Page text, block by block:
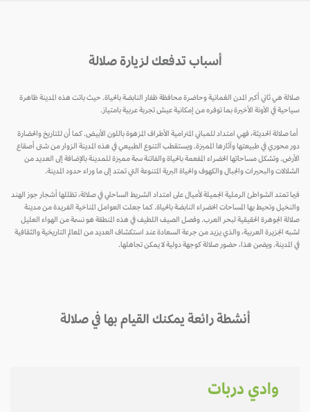
أسباب تدفعك لزيارة صلالة
صلالة هي ثاني أكبر المدن العُمانية وحاضرة محافظة ظفار النابضة بالحياة. حيث باتت هذه المدينة ظاهرة
سياحية في الآونة الأخيرة بما توفره من إمكانية عيش تجربة عربية بامتياز.
أما صلالة الحديثة، فهي امتداد للمباني المترامية الأطراف المزهوة باللون الأبيض. كما أن للتاريخ والحضارة
دور محوري في طبيعتها وآثارها المميزة. ويستقطب التنوع الطبيعي في هذه المدينة الزوار من شتى أصقاع
الأرض. وتشكل مساحاتها الخضراء المفعمة بالحياة والفاتنة سمة مميزة للمدينة بالإضافة إلى العديد من
الشلالات والبحيرات والجبال والكهوف والحياة البرية المتنوعة التي تمتد إلى ما وراء حدود المدينة.
فيما تمتد الشواطئ الرملية الجميلة لأميال على امتداد الشريط الساحلي في صلالة، تظللها أشجار جوز الهند
والنخيل وتحيط بها المساحات الخضراء النابضة بالحياة. كما جعلت العوامل المناخية الفريدة من مدينة
صلالة الجوهرة الحقيقية لبحر العرب. وفصل الصيف اللطيف في هذه المنطقة هو نسمة من الهواء العليل
لشبه الجزيرة العربية، والذي يزيد من جرعة السعادة عند استكشاف العديد من المعالم التاريخية والثقافية
في المدينة. ويضمن هذا، حضور صلالة كوجهة دولية لا يمكن تجاهلها.
أنشطة رائعة يمكنك القيام بها في صلالة
وادي دربات